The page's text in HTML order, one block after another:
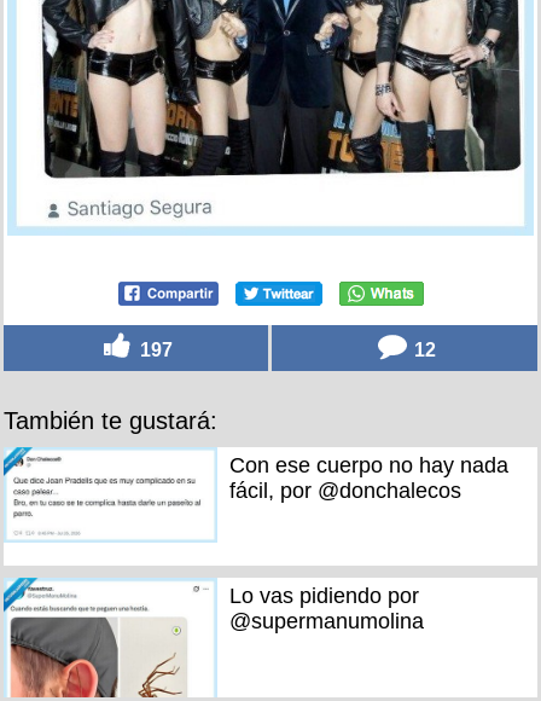
197 12
También te gustará:
Con ese cuerpo no hay nada
fácil, por @donchalecos
Lo vas pidiendo por
@supermanumolina